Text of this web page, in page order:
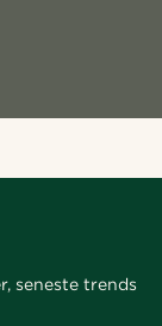
seneste trends